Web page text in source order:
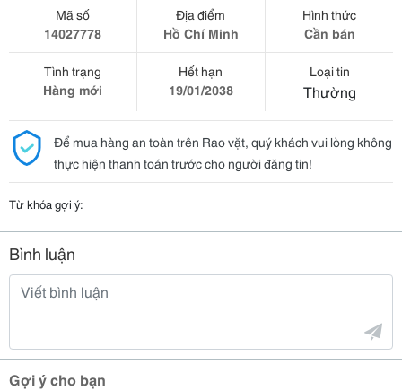
Mã số
14027778
Địa điểm
Hồ Chí Minh
Hình thức
Cần bán
Tình trạng
Hàng mới
Hết hạn
19/01/2038
Loại tin
Thường
Để mua hàng an toàn trên Rao vặt, quý khách vui lòng không
thực hiện thanh toán trước cho người đăng tin!
Từ khóa gợi ý:
Bình luận
Gợi ý cho bạn